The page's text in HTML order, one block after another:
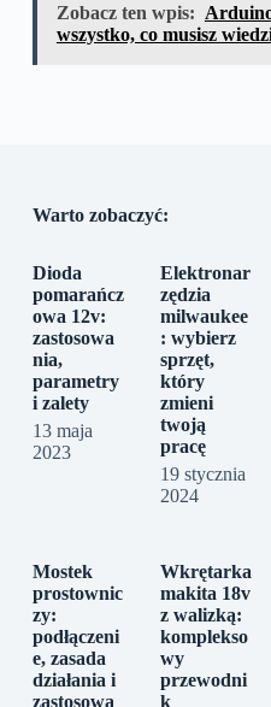
Zobacz ten wpis:
wszystko, co musisz
Warto zobaczyć:
Dioda
pomarańcz
owa 12v:
zastosowa
nia,
parametry
i zalety
13 maja
2023
Elektronar
zędzia
milwaukee
: wybierz
sprzęt,
który
zmieni
twoją
pracę
19 stycznia
2024
Mostek
prostownic
zy:
podłączeni
e, zasada
działania i
zastosowa
Wkrętarka
makita 18v
z walizką:
komplekso
wy
przewodni
k